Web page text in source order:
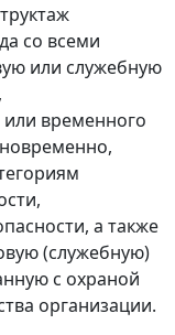
со всеми
или служебную
временного
а также
(служебную)
с охраной
организации.